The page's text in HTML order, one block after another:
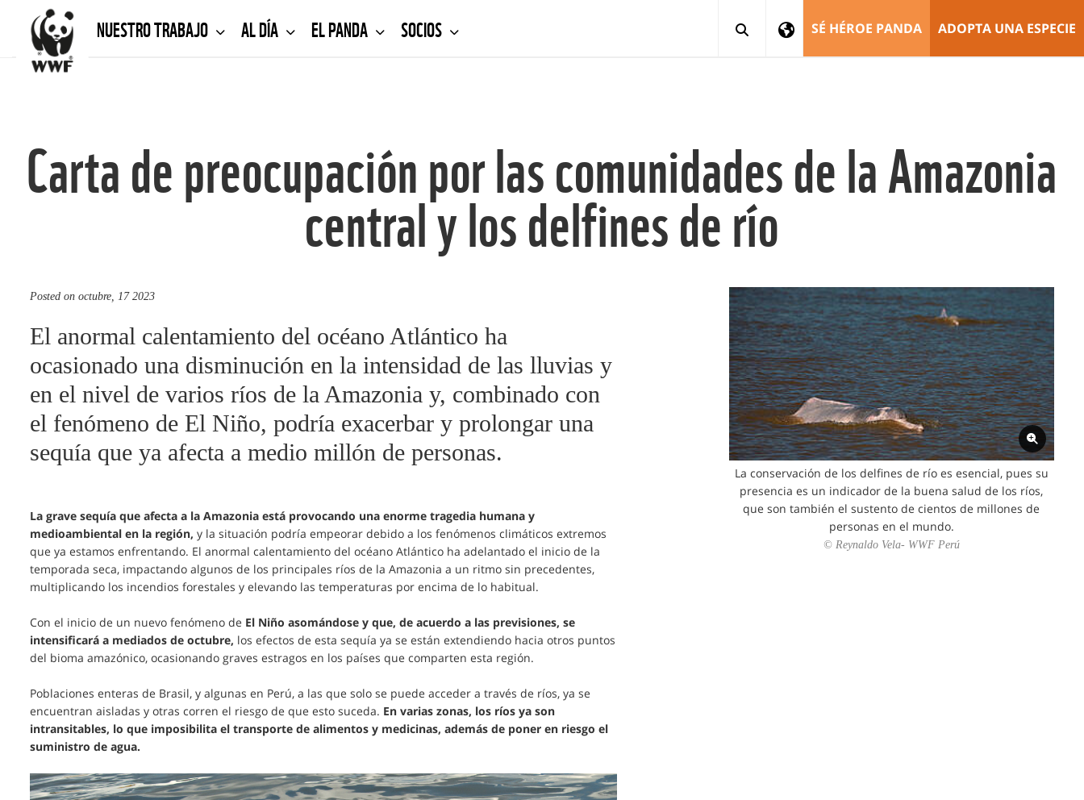
NUESTRO TRABAJO AL DÍA EL PANDA SOCIOS SÉ HÉROE PANDA ADOPTA UNA ESPECIE
Carta de preocupación por las comunidades de la Amazonia
central y los delfines de río
Posted on octubre, 17 2023
El anormal calentamiento del océano Atlántico ha
ocasionado una disminución en la intensidad de las lluvias y
en el nivel de varios ríos de la Amazonia y, combinado con
el fenómeno de El Niño, podría exacerbar y prolongar una
sequía que ya afecta a medio millón de personas.
La grave sequía que afecta a la Amazonia está provocando una enorme tragedia humana y
medioambiental en la región, y la situación podría empeorar debido a los fenómenos climáticos extremos
que ya estamos enfrentando. El anormal calentamiento del océano Atlántico ha adelantado el inicio de la
temporada seca, impactando algunos de los principales ríos de la Amazonia a un ritmo sin precedentes,
multiplicando los incendios forestales y elevando las temperaturas por encima de lo habitual.
Con el inicio de un nuevo fenómeno de El Niño asomándose y que, de acuerdo a las previsiones, se
intensificará a mediados de octubre, los efectos de esta sequía ya se están extendiendo hacia otros puntos
del bioma amazónico, ocasionando graves estragos en los países que comparten esta región.
Poblaciones enteras de Brasil, y algunas en Perú, a las que solo se puede acceder a través de ríos, ya se
encuentran aisladas y otras corren el riesgo de que esto suceda. En varias zonas, los ríos ya son
intransitables, lo que imposibilita el transporte de alimentos y medicinas, además de poner en riesgo el
suministro de agua.
La conservación de los delfines de río es esencial, pues su
presencia es un indicador de la buena salud de los ríos,
que son también el sustento de cientos de millones de
personas en el mundo.
© Reynaldo Vela- WWF Perú